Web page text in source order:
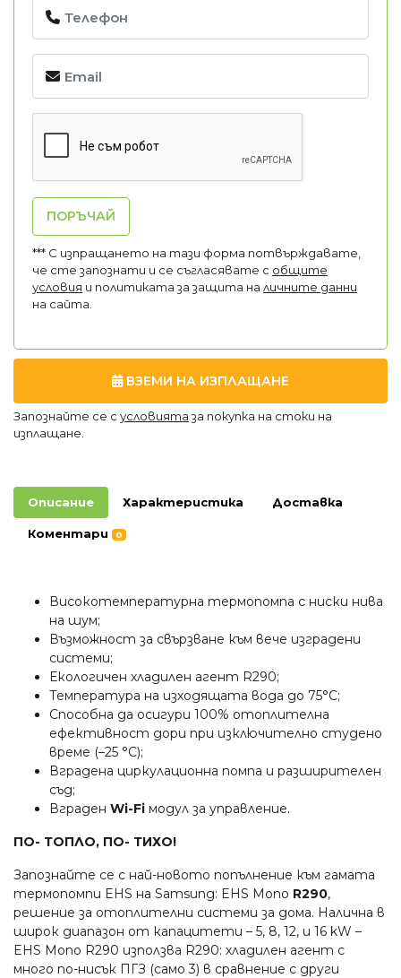
ПОРЪЧАЙ
*** С изпращането на тази форма потвърждавате,
че сте запознати и се съгласявате с общите
условия и политиката за защита на личните данни
на сайта.
ВЗЕМИ НА ИЗПЛАЩАНЕ
Запознайте се с условията за покупка на стоки на
изплащане.
Описание Характеристика Доставка
Коментари 0
Високотемпературна термопомпа с ниски нива
на шум;
Възможност за свързване към вече изградени
системи;
Екологичен хладилен агент R290;
Температура на изходящата вода до 75°C;
Способна да осигури 100% отоплителна
ефективност дори при изключително студено
време (–25 °C);
Вградена циркулационна помпа и разширителен
съд;
Вграден Wi-Fi модул за управление.
ПО- ТОПЛО, ПО- ТИХО!
Запознайте се с най-новото попълнение към гамата
термопомпи EHS на Samsung: EHS Mono R290,
решение за отоплителни системи за дома. Налична в
широк диапазон от капацитети – 5, 8, 12, и 16 kW –
EHS Mono R290 използва R290: хладилен агент с
много по-нисък ПГЗ (само 3) в сравнение с други